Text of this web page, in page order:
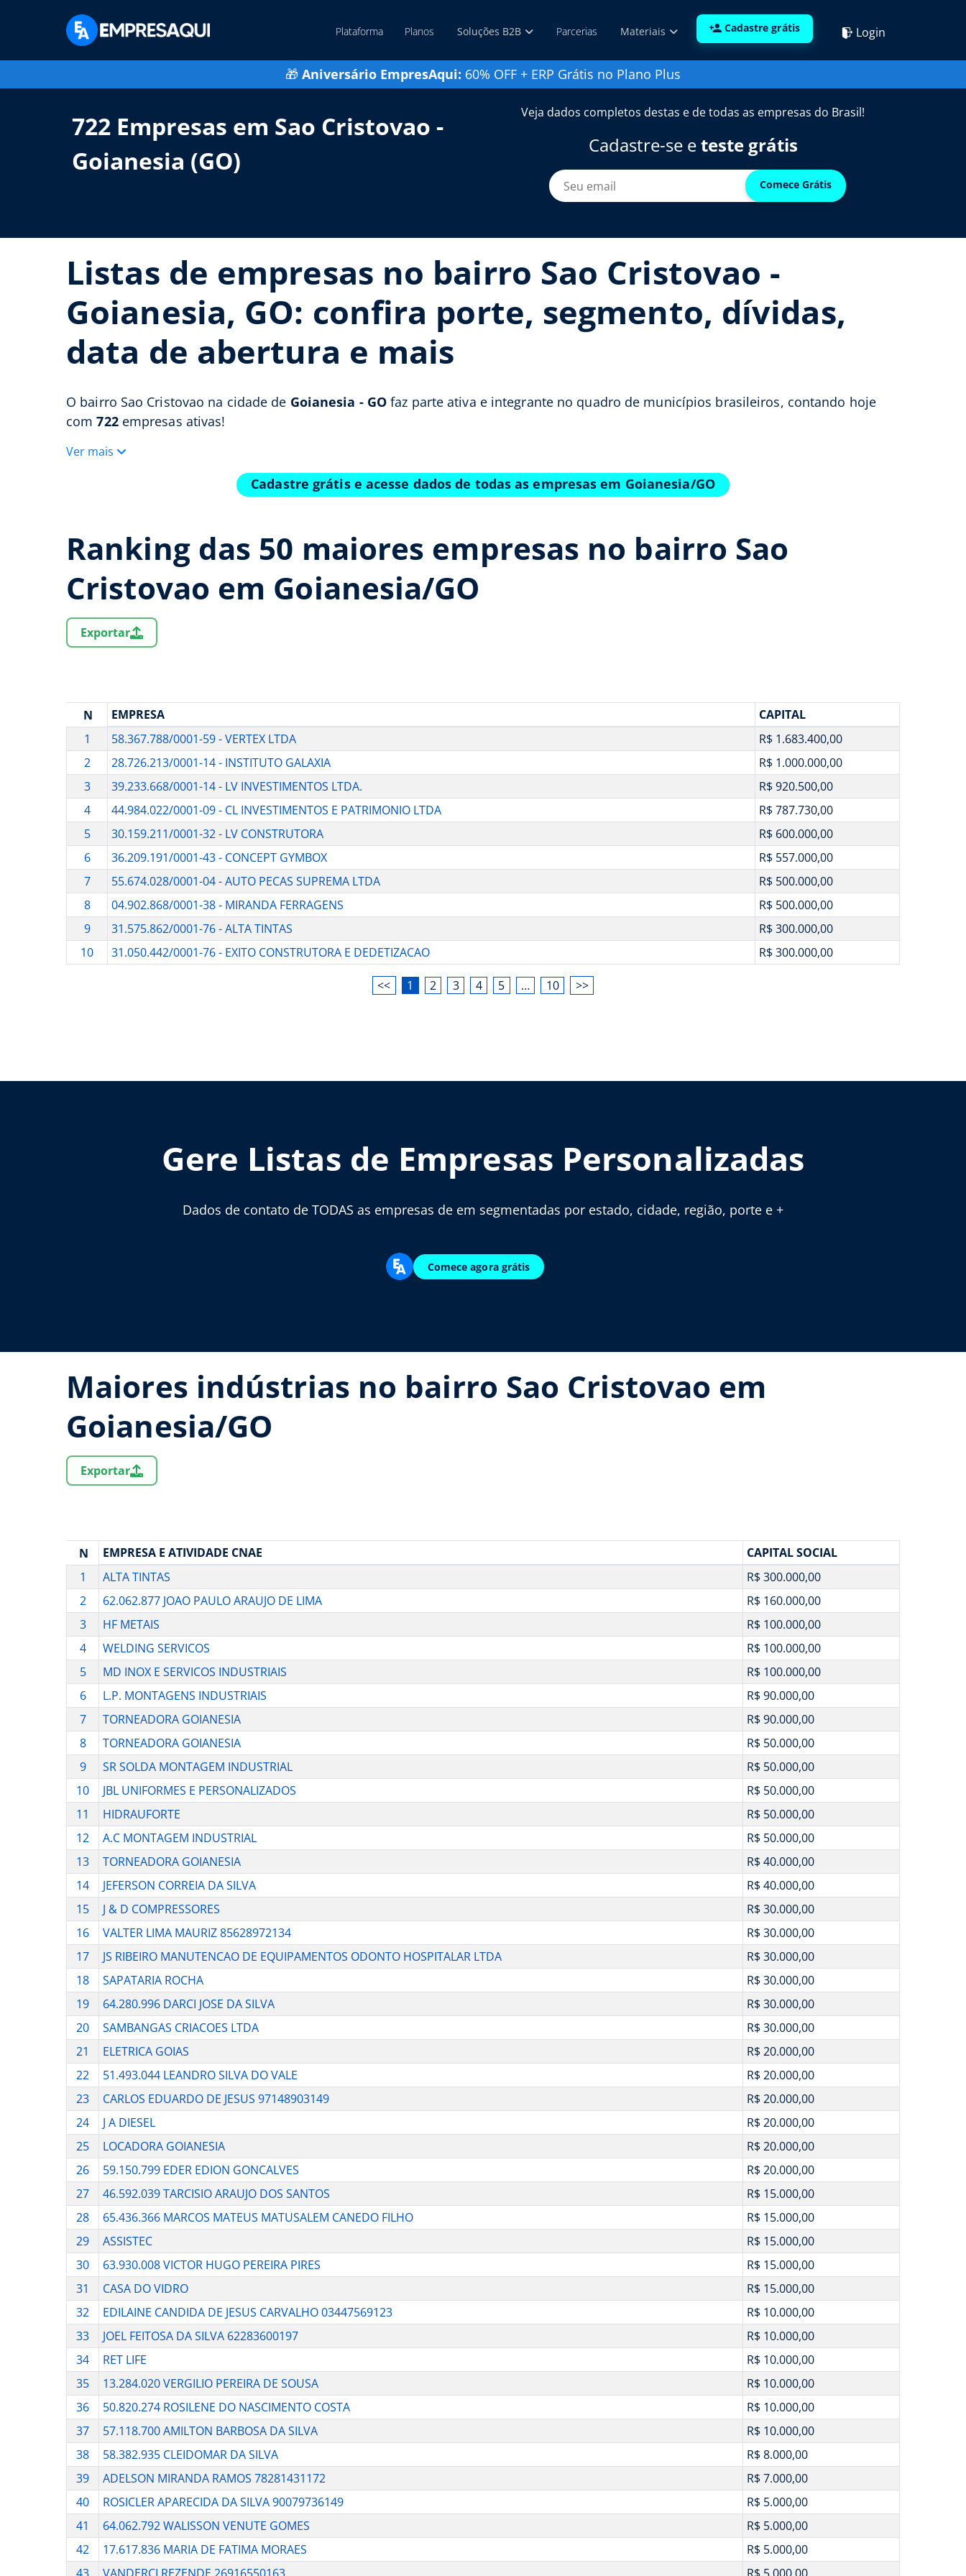
Plataforma Planos Soluções B2B Parcerias Materiais Cadastre grátis Login
🎁 Aniversário EmpresAqui: 60% OFF + ERP Grátis no Plano Plus
722 Empresas em Sao Cristovao -
Goianesia (GO)
Veja dados completos destas e de todas as empresas do Brasil!
Cadastre-se eteste grátis
Comece Grátis
Listas de empresas no bairro Sao Cristovao -
Goianesia, GO: confira porte, segmento, dívidas,
data de abertura e mais
O bairro Sao Cristovao na cidade de Goianesia - GO faz parte ativa e integrante no quadro de municípios brasileiros, contando hoje
com722empresas ativas!
Ver mais
Cadastre grátis e acesse dados de todas as empresas em Goianesia/GO
Ranking das 50 maiores empresas no bairro Sao
Cristovao em Goianesia/GO
Exportar
N EMPRESA
CAPITAL
1
58.367.788/0001-59 - VERTEX LTDA
R$ 1.683.400,00
2
28.726.213/0001-14 - INSTITUTO GALAXIA
R$ 1.000.000,00
3
39.233.668/0001-14 - LV INVESTIMENTOS LTDA.
R$ 920.500,00
4
44.984.022/0001-09 - CL INVESTIMENTOS E PATRIMONIO LTDA
R$ 787.730,00
5
30.159.211/0001-32 - LV CONSTRUTORA
R$ 600.000,00
6
36.209.191/0001-43 - CONCEPT GYMBOX
R$ 557.000,00
7
55.674.028/0001-04 - AUTO PECAS SUPREMA LTDA
R$ 500.000,00
8
04.902.868/0001-38 - MIRANDA FERRAGENS
R$ 500.000,00
9
31.575.862/0001-76 - ALTA TINTAS
R$ 300.000,00
10
31.050.442/0001-76 - EXITO CONSTRUTORA E DEDETIZACAO R$ 300.000,00
<< 1 2 3 4 5 … 10 >>
Gere Listas de Empresas Personalizadas
Dados de contato de TODAS as empresas de em segmentadas por estado, cidade, região, porte e +
Comece agora grátis
Maiores indústrias no bairro Sao Cristovao em
Goianesia/GO
Exportar
N EMPRESA E ATIVIDADE CNAE
CAPITAL SOCIAL
1
ALTA TINTAS
R$ 300.000,00
2
62.062.877 JOAO PAULO ARAUJO DE LIMA
R$ 160.000,00
3
HF METAIS
R$ 100.000,00
4
WELDING SERVICOS
R$ 100.000,00
5
MD INOX E SERVICOS INDUSTRIAIS
R$ 100.000,00
6
L.P. MONTAGENS INDUSTRIAIS
R$ 90.000,00
7
TORNEADORA GOIANESIA
R$ 90.000,00
8
TORNEADORA GOIANESIA
R$ 50.000,00
9
SR SOLDA MONTAGEM INDUSTRIAL
R$ 50.000,00
10
JBL UNIFORMES E PERSONALIZADOS
R$ 50.000,00
11
HIDRAUFORTE
R$ 50.000,00
12
A.C MONTAGEM INDUSTRIAL
R$ 50.000,00
13
TORNEADORA GOIANESIA
R$ 40.000,00
14
JEFERSON CORREIA DA SILVA
R$ 40.000,00
15
J & D COMPRESSORES
R$ 30.000,00
16
VALTER LIMA MAURIZ 85628972134
R$ 30.000,00
17
JS RIBEIRO MANUTENCAO DE EQUIPAMENTOS ODONTO HOSPITALAR LTDA
R$ 30.000,00
18
SAPATARIA ROCHA
R$ 30.000,00
19
64.280.996 DARCI JOSE DA SILVA
R$ 30.000,00
20
SAMBANGAS CRIACOES LTDA
R$ 30.000,00
21
ELETRICA GOIAS
R$ 20.000,00
22
51.493.044 LEANDRO SILVA DO VALE
R$ 20.000,00
23
CARLOS EDUARDO DE JESUS 97148903149
R$ 20.000,00
24
J A DIESEL
R$ 20.000,00
25
LOCADORA GOIANESIA
R$ 20.000,00
26
59.150.799 EDER EDION GONCALVES
R$ 20.000,00
27
46.592.039 TARCISIO ARAUJO DOS SANTOS
R$ 15.000,00
28
65.436.366 MARCOS MATEUS MATUSALEM CANEDO FILHO
R$ 15.000,00
29
ASSISTEC
R$ 15.000,00
30
63.930.008 VICTOR HUGO PEREIRA PIRES
R$ 15.000,00
31
CASA DO VIDRO
R$ 15.000,00
32
EDILAINE CANDIDA DE JESUS CARVALHO 03447569123
R$ 10.000,00
33
JOEL FEITOSA DA SILVA 62283600197
R$ 10.000,00
34
RET LIFE
R$ 10.000,00
35
13.284.020 VERGILIO PEREIRA DE SOUSA
R$ 10.000,00
36
50.820.274 ROSILENE DO NASCIMENTO COSTA
R$ 10.000,00
37
57.118.700 AMILTON BARBOSA DA SILVA
R$ 10.000,00
38
58.382.935 CLEIDOMAR DA SILVA
R$ 8.000,00
39
ADELSON MIRANDA RAMOS 78281431172
R$ 7.000,00
40
ROSICLER APARECIDA DA SILVA 90079736149
R$ 5.000,00
41
64.062.792 WALISSON VENUTE GOMES
R$ 5.000,00
42
17.617.836 MARIA DE FATIMA MORAES
R$ 5.000,00